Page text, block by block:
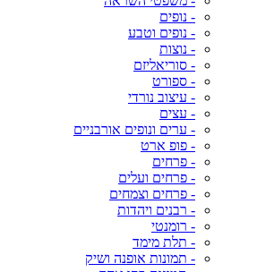
- נופים
- נופים וטבע
- נוצות
- סוריאליזם
- ספורט
- עיצוב נורדי
- עצים
- ערים ונופים אורבניים
- פופ ארט
- פרחים
- פרחים ועלים
- פרחים וצמחים
- רבנים ויהדות
- רומנטי
- תלת מימד
- תמונות אופנה ושיק